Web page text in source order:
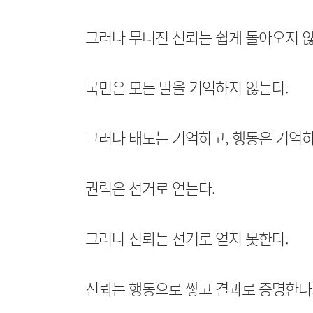
그러나 무너진 신뢰는 쉽게 돌아오지
국민은 모든 말을 기억하지 않는다.
그러나 태도는 기억하고, 행동은 기억
권력은 선거로 얻는다.
그러나 신뢰는 선거로 얻지 못한다.
신뢰는 행동으로 쌓고 결과로 증명한